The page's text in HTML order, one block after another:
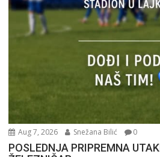
Aug 7, 2026 Snežana Bilić 0
POSLEDNJA PRIPREMNA